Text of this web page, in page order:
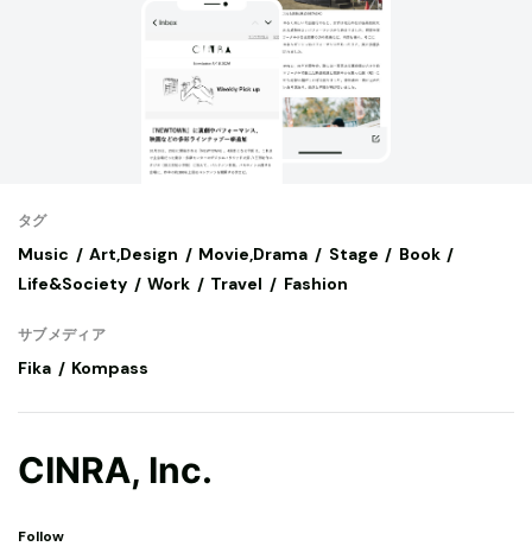
タグ
Music Art,Design Movie,Drama Stage
Book
Life&Society
Work Travel Fashion
サブメディア
Fika Kompass
CINRA, Inc.
Follow